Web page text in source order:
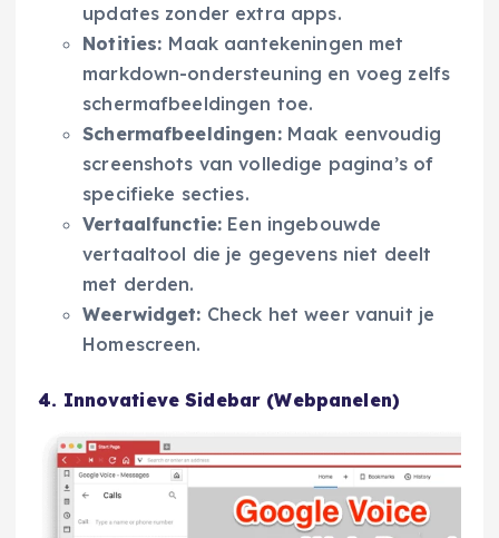
updates zonder extra apps.
Notities: Maak aantekeningen met
markdown-ondersteuning en voeg zelfs
schermafbeeldingen toe.
Schermafbeeldingen:Maak eenvoudig
screenshots van volledige pagina’s of
specifieke secties.
Vertaalfunctie: Een ingebouwde
vertaaltool die je gegevens niet deelt
met derden.
Weerwidget: Check het weer vanuit je
Homescreen.
4. Innovatieve Sidebar (Webpanelen)